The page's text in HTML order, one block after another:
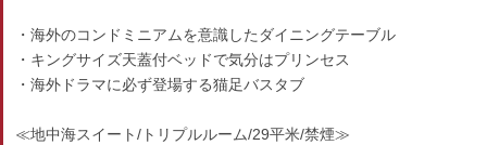
・海外のコンドミニアムを意識したダイニングテーブル
・キングサイズ天蓋付ベッドで気分はプリンセス
・海外ドラマに必ず登場する猫足バスタブ
≪地中海スイート/トリプルルーム/29平米/禁煙≫